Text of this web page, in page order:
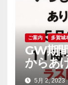
ご案内 多賀城
GW期
からあ
一歩塩
5月 2, 2023